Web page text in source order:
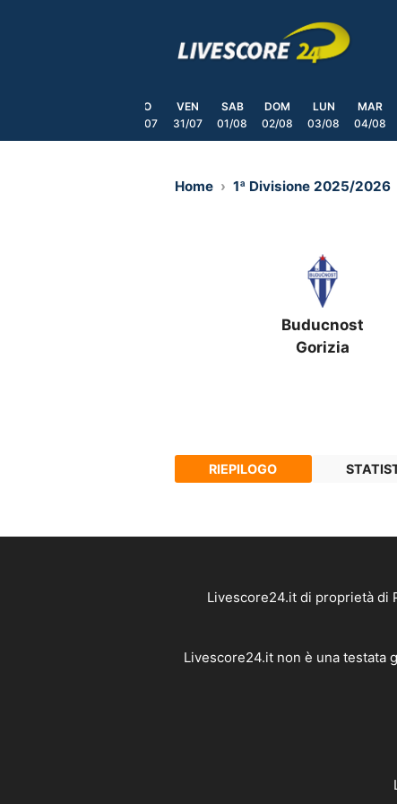
GIO
30/07
VEN
31/07
SAB
01/08
DOM
02/08
LUN
03/08
MAR
04/08
Home 1ª Divisione 2025/2026
Buducnost
Gorizia
RIEPILOGO
Livescore24.it di proprietà di
Livescore24.it non è una testata